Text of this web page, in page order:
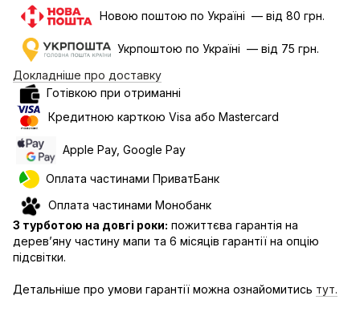
Новою поштою по Україні — від 80 грн.
Укрпоштою по Україні — від 75 грн.
Докладніше про доставку
Готівкою при отриманні
Кредитною карткою Visa або Mastercard
Apple Pay, Google Pay
Оплата частинами ПриватБанк
Оплата частинами Монобанк
З турботою на довгі роки: пожиттєва гарантія на
дерев’яну частину мапи та 6 місяців гарантії на опцію
підсвітки.
Детальніше про умови гарантії можна ознайомитись тут.